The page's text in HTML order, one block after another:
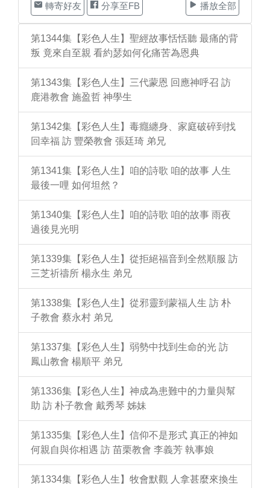
轉寄好友 分享至FB 播放全部
第1344集【彩色人生】聖經故事恬恬聽 最痛的背
叛 竟來自至親 看約瑟如何化痛苦為恩典
第1343集【彩色人生】三代蒙恩 回應神呼召 訪
鹿港教會 施盈哲 神學生
第1342集【彩色人生】毒癮纏身、家庭破碎到找
回幸福 訪 豐榮教會 張廷琦 弟兄
第1341集【彩色人生】咱的詩歌 咱的故事 人生
最後一哩 如何坦然？
第1340集【彩色人生】咱的詩歌 咱的故事 雨夜
過後見光明
第1339集【彩色人生】從拒絕福音到全然順服 訪
三芝祈禱所 楊永生 弟兄
第1338集【彩色人生】從邪靈到蒙福人生 訪 朴
子教會 蔡永村 弟兄
第1337集【彩色人生】弱勢中找到生命的光 訪
鳳山教會 楊順平 弟兄
第1336集【彩色人生】神成為患難中的力量與幫
助 訪 朴子教會 戴秀琴 姊妹
第1335集【彩色人生】信仰不是形式 真正的神如
何親自與你相遇 訪 苗栗教會 李義芳 執事娘
第1334集【彩色人生】牧會默觀 人拿甚麼來換生